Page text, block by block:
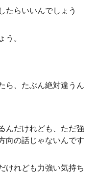
たらいいんでしょう
う。
ら、たぶん絶対違うん
んだけれども、ただ強
向の話じゃないんです
けれども力強い気持ち